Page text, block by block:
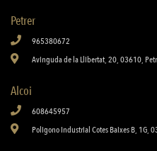
Petrer
965380672
Avinguda de la Llibertat, 20, 03610,
Alcoi
608645957
Poligono Industrial Cotes Baixes B, 1G,